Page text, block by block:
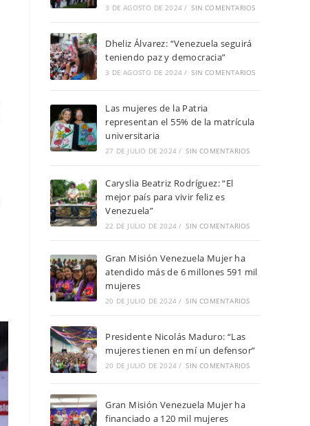
3 DE AGOSTO DE 2024 / SIN COMENTARIOS
Dheliz Álvarez: “Venezuela seguirá
teniendo paz y democracia”
3 DE AGOSTO DE 2024 / SIN COMENTARIOS
Las mujeres de la Patria
representan el 55% de la matrícula
universitaria
27 DE JULIO DE 2024 / SIN COMENTARIOS
Caryslia Beatriz Rodríguez: “El
mejor país para vivir feliz es
Venezuela”
22 DE JULIO DE 2024 / SIN COMENTARIOS
Gran Misión Venezuela Mujer ha
atendido más de 6 millones 591 mil
mujeres
20 DE JULIO DE 2024 / SIN COMENTARIOS
Presidente Nicolás Maduro: “Las
mujeres tienen en mí un defensor”
20 DE JULIO DE 2024 / SIN COMENTARIOS
Gran Misión Venezuela Mujer ha
financiado a 120 mil mujeres